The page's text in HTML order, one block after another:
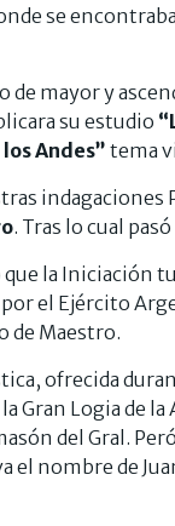
se
de mayor y
su estudio
Andes” tema
. Tras lo cual
la Iniciación
el Ejército
de Maestro.
ofrecida
Gran Logia de
del Gral.
el nombre de